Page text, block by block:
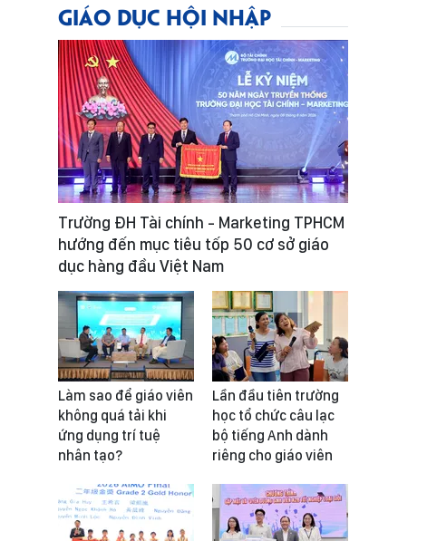
GIÁO DỤC HỘI NHẬP
Trường ĐH Tài chính - Marketing TPHCM
hướng đến mục tiêu tốp 50 cơ sở giáo
dục hàng đầu Việt Nam
Làm sao để giáo viên
không quá tải khi
ứng dụng trí tuệ
nhân tạo?
Lần đầu tiên trường
học tổ chức câu lạc
bộ tiếng Anh dành
riêng cho giáo viên